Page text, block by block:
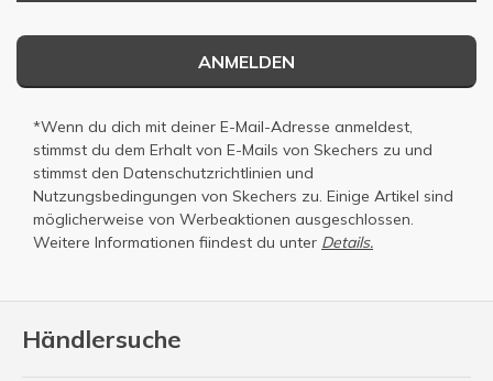
Händlersuche
ANMELDEN
*Wenn du dich mit deiner E-Mail-Adresse anmeldest,
stimmst du dem Erhalt von E-Mails von Skechers zu und
stimmst den Datenschutzrichtlinien und
Nutzungsbedingungen von Skechers zu. Einige Artikel sind
möglicherweise von Werbeaktionen ausgeschlossen.
Weitere Informationen fiindest du unter Details.